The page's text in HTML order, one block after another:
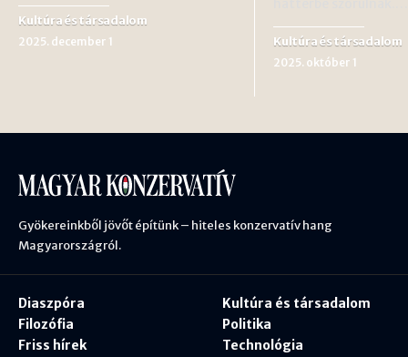
Kultúra és társadalom
2025. december 1 Kultúra és társadalom
2025. október 1
Gyökereinkből jövőt építünk – hiteles konzervatív hang
Magyarországról.
Diaszpóra
Filozófia
Friss hírek
Kultúra és társadalom
Politika
Technológia